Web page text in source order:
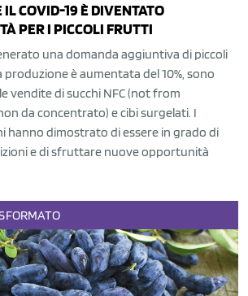
COVID-19 È DIVENTATO
PER I PICCOLI FRUTTI
una domanda aggiuntiva di piccoli
è aumentata del 10%, sono
vendite di succhi NFC (not from
da concentrato) e cibi surgelati. I
hanno dimostrato di essere in grado di
e di sfruttare nuove opportunità